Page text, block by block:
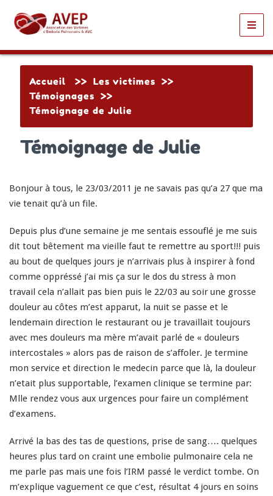
Accueil >> Les victimes >>
Témoignages >>
Témoignage de Julie
Témoignage de Julie
Bonjour à tous, le 23/03/2011 je ne savais pas qu’a 27 que ma
vie tenait qu’à un file.
Depuis plus d’une semaine je me sentais essouflé je me suis
dit tout bêtement ma vieille faut te remettre au sport!!! puis
au bout de quelques jours je n’arrivais plus à inspirer à fond
comme oppréssé j’ai mis ça sur le dos du stress à mon
travail cela n’allait pas bien puis le 22/03 au soir une grosse
douleur au côtes m’est apparut, la nuit se passe et le
lendemain direction le restaurant ou je travaillait toujours
avec mes douleurs ma mère m’avait parlé de « douleurs
intercostales » alors pas de raison de s’affoler. Je termine
mon service et direction le medecin parce que là, la douleur
n’etait plus supportable, l’examen clinique se termine par:
Mlle rendez vous aux urgences pour faire un complément
d’examens.
Arrivé la bas des tas de questions, prise de sang…. quelques
heures plus tard on craint une embolie pulmonaire cela ne
me parle pas mais une fois l’IRM passé le verdict tombe. On
m’explique vaguement ce que c’est, résultat 4 jours en soins